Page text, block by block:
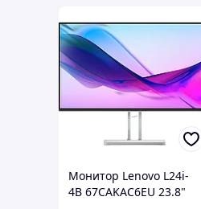
Монитор Lenovo L24i-
4B 67CAKAC6EU 23.8"